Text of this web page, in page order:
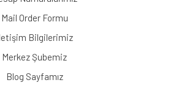
Mail Order Formu
Bilgilerimiz
Merkez Şubemiz
Blog Sayfamız